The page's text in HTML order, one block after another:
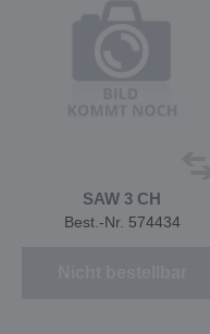
SAW 3 CH
Best.-Nr. 574434